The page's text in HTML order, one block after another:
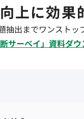
上に効果
抽出までワンストッ
サーベイ」資料ダウ